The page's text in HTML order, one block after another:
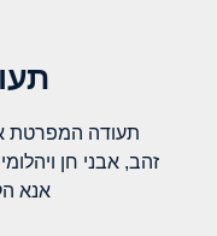
תעודה המפרטת
זהב, אבני חן
אנא